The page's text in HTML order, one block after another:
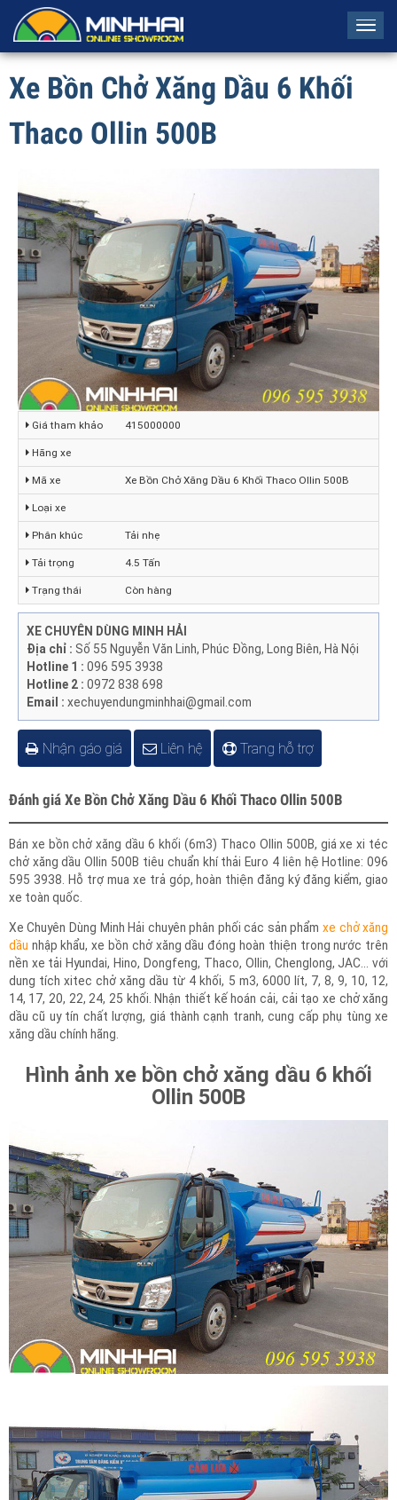
Xe Bồn Chở Xăng Dầu 6 Khối
Thaco Ollin 500B
Hãng xe
Xe Bồn Chở Xăng Dầu 6 Khối Thaco Ollin 500B
Phân khúc Tải nhẹ
Tải trọng 4.5 Tấn
Trạng thái Còn hàng
XE CHUYÊN DÙNG MINH HẢI
Địa chỉ :Số 55 Nguyễn Văn Linh, Phúc Đồng, Long Biên, Hà Nội
Hotline 1 : 096 595 3938
Hotline 2 :0972 838 698
Email :xechuyendungminhhai@gmail.com
Nhận gáo giá Liên hệ Trang hỗ trợ
Bán xe bồn chở xăng dầu 6 khối (6m3) Thaco Ollin 500B, giá xe xi téc
chở xăng dầu Ollin 500B tiêu chuẩn khí thải Euro 4 liên hệ Hotline: 096
595 3938. Hỗ trợ mua xe trả góp, hoàn thiện đăng ký đăng kiểm, giao
Xe Chuyên Dùng Minh Hải chuyên phân phối các sản phẩmxe chở xăng
dầu nhập khẩu, xe bồn chở xăng dầu đóng hoàn thiện trong nước trên
nền xe tải Hyundai, Hino, Dongfeng, Thaco, Ollin, Chenglong, JAC… với
dung tích xitec chở xăng dầu từ 4 khối, 5 m3, 6000 lít, 7, 8, 9, 10, 12,
14, 17, 20, 22, 24, 25 khối. Nhận thiết kế hoán cải, cải tạo xe chở xăng
dầu cũ uy tín chất lượng, giá thành cạnh tranh, cung cấp phụ tùng xe
Hình ảnh xe bồn chở xăng dầu 6 khối